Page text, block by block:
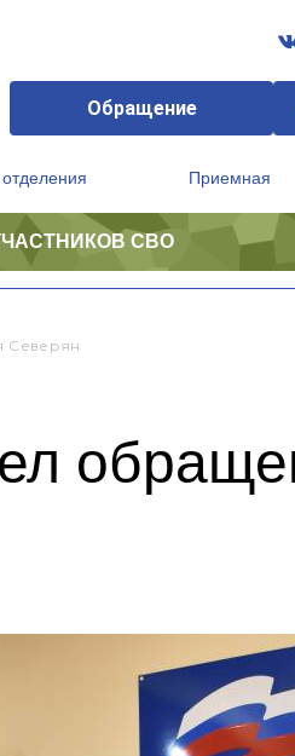
Обращение
Приемная
СВО
Северян